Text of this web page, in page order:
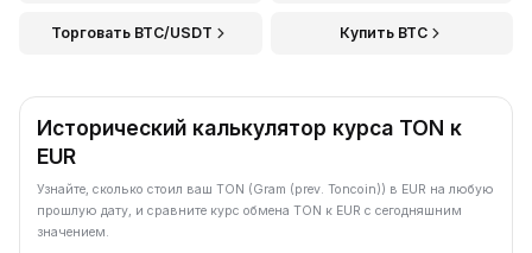
Торговать BTC/USDT Купить BTC
Исторический калькулятор курса TON к
EUR
Узнайте, сколько стоил ваш TON (Gram (prev. Toncoin)) в EUR на любую
прошлую дату, и сравните курс обмена TON к EUR с сегодняшним
значением.